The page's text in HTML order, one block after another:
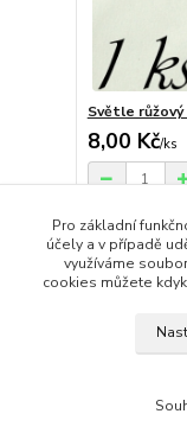
Světle
8,00 Kč/ks
Pro základní
účely a v případě
využíváme
cookies můžete